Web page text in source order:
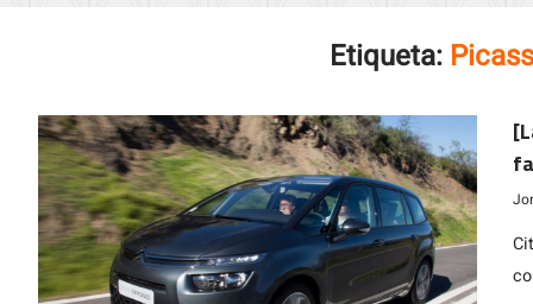
Etiqueta: